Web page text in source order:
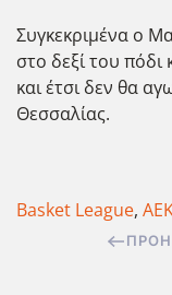
Συγκεκριμένα ο
στο δεξί του
και έτσι δεν θα
Θεσσαλίας.
Basket League,